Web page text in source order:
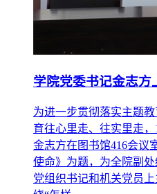
为进一步贯彻落实主题
育往心里走、往实里走，
金志方在图书馆416会议
使命》为题，为全院副
党组织书记和机关党员
绕“怎样
14 2019-10